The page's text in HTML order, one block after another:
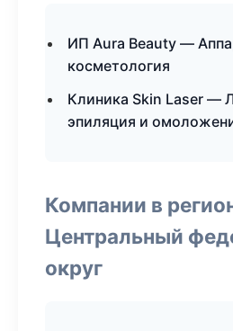
ИП Aura Beauty —
косметология
Клиника Skin Laser —
эпиляция и
Компании в
Центральный
округ